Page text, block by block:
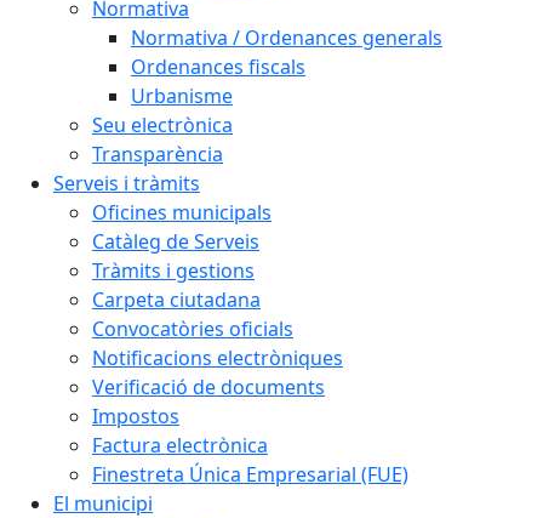
Normativa
Normativa / Ordenances generals
Ordenances fiscals
Urbanisme
Seu electrònica
Transparència
Serveis i tràmits
Oficines municipals
Catàleg de Serveis
Tràmits i gestions
Carpeta ciutadana
Convocatòries oficials
Notificacions electròniques
Verificació de documents
Impostos
Factura electrònica
Finestreta Única Empresarial (FUE)
El municipi